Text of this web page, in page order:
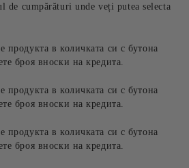
de cumpărături unde veți putea selecta
в количката си с бутона
броя вноски на кредита.
в количката си с бутона
броя вноски на кредита.
в количката си с бутона
броя вноски на кредита.